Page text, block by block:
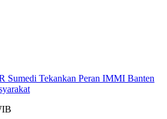
Sumedi Tekankan Peran IMMI Banten